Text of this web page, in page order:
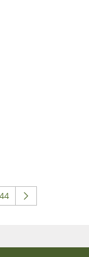
para navegar.
intermediárias Usar